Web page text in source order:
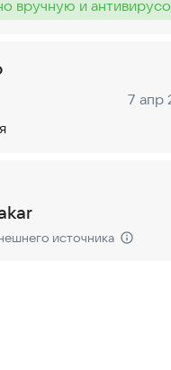
вручную и
Дата:
7 апр
источника